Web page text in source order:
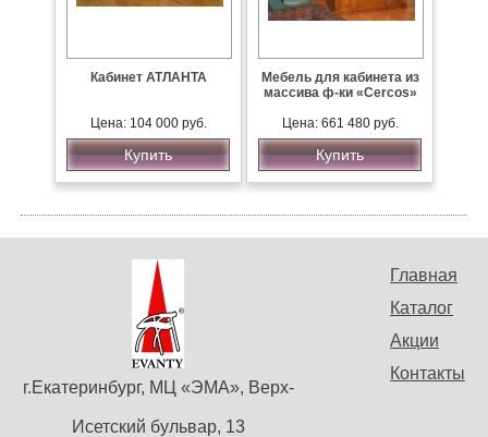
Кабинет АТЛАНТА
Цена: 104 000 руб.
Купить
Мебель для кабинета из
массива ф-ки «Cercos»
Цена: 661 480 руб.
Купить
Главная
Каталог
Акции
Контакты
г.Екатеринбург, МЦ «ЭМА», Верх-
Исетский бульвар, 13